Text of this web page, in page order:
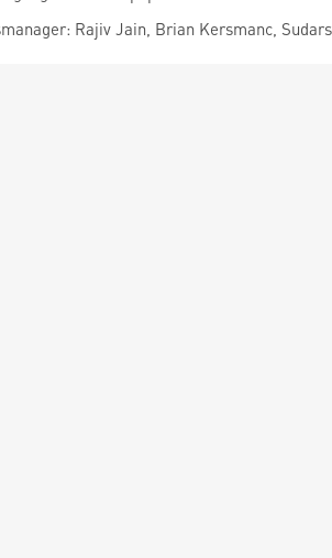
Rajiv Jain, Brian Kersmanc,